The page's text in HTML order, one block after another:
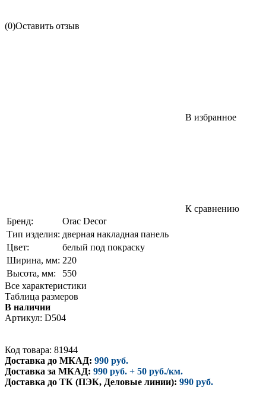
(0)Оставить отзыв
В избранное
К сравнению
Бренд:
Orac Decor
Тип изделия: дверная накладная панель
Цвет:
белый под покраску
Ширина, мм: 220
Высота, мм:
550
Все характеристики
Таблица размеров
В наличии
Артикул: D504
Код товара: 81944
Доставка до МКАД: 990 руб.
Доставка за МКАД: 990 руб. + 50 руб./км.
Доставка до ТК (ПЭК, Деловые линии): 990 руб.